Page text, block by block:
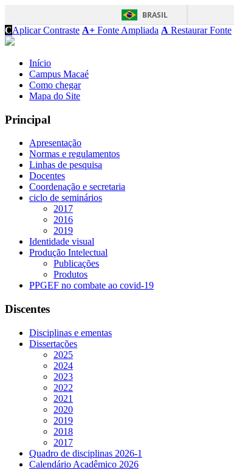
BRASIL
CAplicar Contraste A+ Fonte Ampliada A Restaurar Fonte
Início
Campus Macaé
Como chegar
Mapa do Site
Principal
Apresentação
Normas e regulamentos
Linhas de pesquisa
Docentes
Coordenação e secretaria
ciclo de seminários
2017
2016
2019
Identidade visual
Produção Intelectual
Publicações
Produtos
PPGEF no combate ao covid-19
Discentes
Disciplinas e ementas
Dissertações
2025
2024
2023
2022
2021
2020
2019
2018
2017
Quadro de disciplinas 2026-1
Calendário Acadêmico 2026